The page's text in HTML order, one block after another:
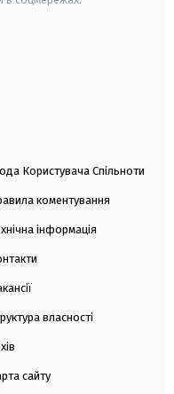
Користувача Спільноти
коментування
інформація
власності
сайту